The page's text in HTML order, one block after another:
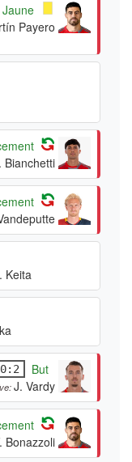
Payero
Bianchetti
Keita
0:2
But
J. Vardy
Bonazzoli